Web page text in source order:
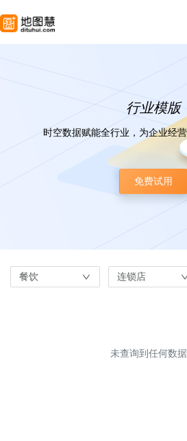
行业模版
时空数据赋能全行业，为企业经
免费试用
餐饮 连锁店
未查询到任何数据